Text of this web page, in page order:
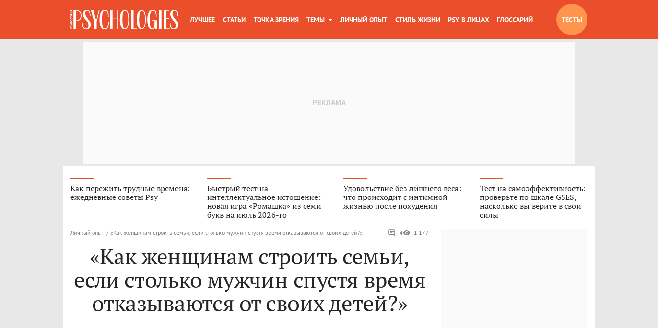
ЛУЧШЕЕ СТАТЬИ ТОЧКА ЗРЕНИЯ ТЕМЫ ЛИЧНЫЙ ОПЫТ СТИЛЬ ЖИЗНИ PSY В ЛИЦАХ ГЛОССАРИЙ ТЕСТЫ
Как пережить трудные времена:
ежедневные советы Psy
Быстрый тест на
интеллектуальное истощение:
новая игра «Ромашка» из семи
букв на июль 2026-го
Удовольствие без лишнего веса:
что происходит с интимной
жизнью после похудения
Тест на самоэффективность:
проверьте по шкале GSES,
насколько вы верите в свои
силы
Личный опыт / «Как женщинам строить семьи, если столько мужчин спустя время отказываются от своих детей?» 4 1 177
«Как женщинам строить семьи,
если столько мужчин спустя время
отказываются от своих детей?»